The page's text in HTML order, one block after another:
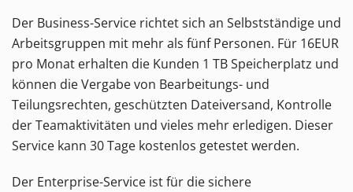
Der Business-Service richtet sich an Selbstständige und
Arbeitsgruppen mit mehr als fünf Personen. Für 16EUR
pro Monat erhalten die Kunden 1 TB Speicherplatz und
können die Vergabe von Bearbeitungs- und
Teilungsrechten, geschützten Dateiversand, Kontrolle
der Teamaktivitäten und vieles mehr erledigen. Dieser
Service kann 30 Tage kostenlos getestet werden.
Der Enterprise-Service ist für die sichere